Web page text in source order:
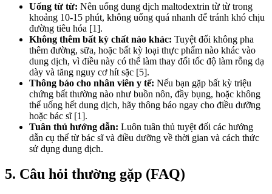
Uống từ từ: Nên uống dung dịch maltodextrin từ từ trong
khoảng 10-15 phút, không uống quá nhanh để tránh khó chịu
đường tiêu hóa [1].
Không thêm bất kỳ chất nào khác: Tuyệt đối không pha
thêm đường, sữa, hoặc bất kỳ loại thực phẩm nào khác vào
dung dịch, vì điều này có thể làm thay đổi tốc độ làm rỗng dạ
dày và tăng nguy cơ hít sặc [5].
Thông báo cho nhân viên y tế: Nếu bạn gặp bất kỳ triệu
chứng bất thường nào như buồn nôn, đầy bụng, hoặc không
thể uống hết dung dịch, hãy thông báo ngay cho điều dưỡng
hoặc bác sĩ [1].
Tuân thủ hướng dẫn: Luôn tuân thủ tuyệt đối các hướng
dẫn cụ thể từ bác sĩ và điều dưỡng về thời gian và cách thức
sử dụng dung dịch.
5. Câu hỏi thường gặp (FAQ)